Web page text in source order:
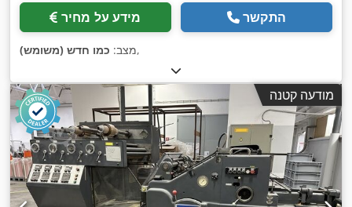
מידע על מחיר התקשר
מצב: כמו חדש (משומש) ,
מודעה קטנה